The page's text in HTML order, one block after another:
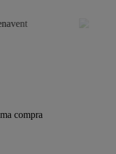
compra